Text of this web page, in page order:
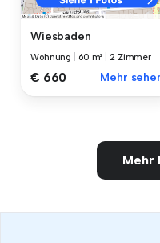
Wiesbaden
Wohnung 60 m² 2 Zimmer
€ 660 Mehr
Mehr